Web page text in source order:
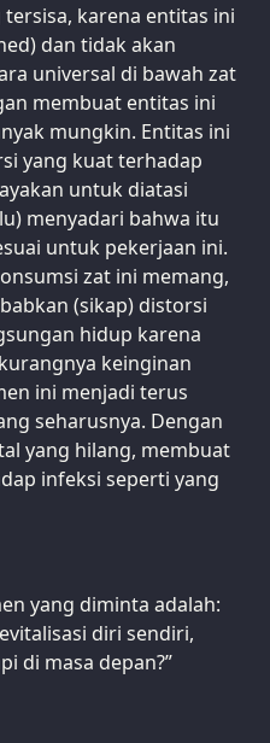
karena entitas ini
dan tidak akan
universal di bawah zat
membuat entitas ini
mungkin. Entitas ini
yang kuat terhadap
untuk diatasi
menyadari bahwa itu
untuk pekerjaan ini.
zat ini memang,
(sikap) distorsi
hidup karena
keinginan
ini menjadi terus
seharusnya. Dengan
yang hilang, membuat
infeksi seperti yang
yang diminta adalah:
diri sendiri,
di masa depan?”